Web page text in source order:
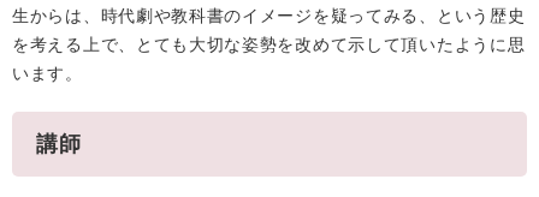
生からは、時代劇や教科書のイメージを疑ってみる、という歴史
を考える上で、とても大切な姿勢を改めて示して頂いたように思
います。
講師